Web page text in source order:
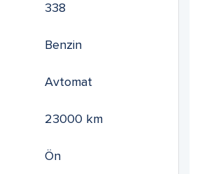
338
Benzin
Avtomat
23000 km
Ön